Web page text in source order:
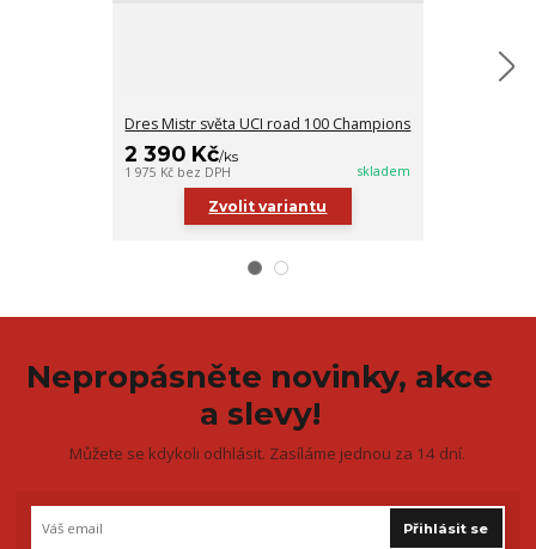
Dres Mistr světa UCI road 100 Champions
2 390 Kč/ks
1 975 Kč bez DPH skladem
Zvolit variantu
Nepropásněte novinky, akce
a slevy!
Můžete se kdykoli odhlásit. Zasíláme jednou za 14 dní.
Přihlásit se